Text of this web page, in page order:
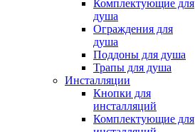
Комплектующие для
душа
Ограждения для
душа
Поддоны для душа
Трапы для душа
Инсталляции
Кнопки для
инсталляций
Комплектующие для